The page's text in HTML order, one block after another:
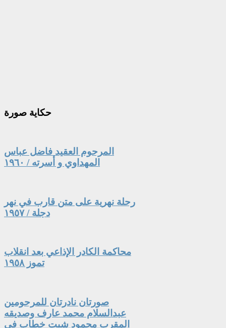
حكاية صورة
المرحوم العقيد فاضل عباس
المهداوي و أسرته / ١٩٦٠
رحلة نهرية على متن قارب في نهر
دجلة / ١٩٥٧
محاكمة الكادر الإذاعي بعد انقلاب
تموز ١٩٥٨
صورتان نادرتان للمرحومين
عبدالسلام محمد عارف وصديقه
المقرب محمود شيت خطاب في